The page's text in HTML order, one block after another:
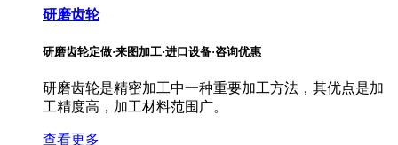
研磨齿轮
研磨齿轮定做·来图加工·进口设备·咨询优惠
研磨齿轮是精密加工中一种重要加工方法，其优点是加
工精度高，加工材料范围广。
查看更多